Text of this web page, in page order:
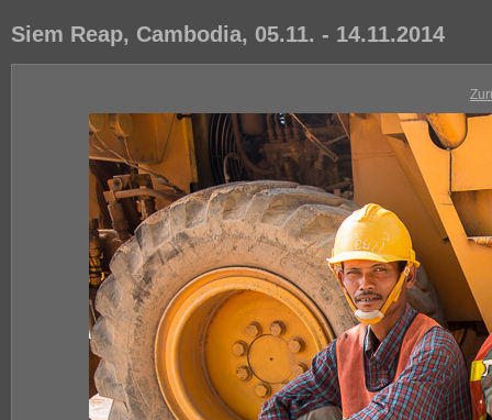
Siem Reap, Cambodia, 05.11. - 14.11.2014